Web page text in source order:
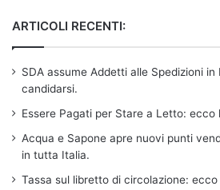
ARTICOLI RECENTI:
SDA assume Addetti alle Spedizioni
candidarsi.
Essere Pagati per Stare a Letto: ecco
Acqua e Sapone apre nuovi punti
in tutta Italia.
Tassa sul libretto di circolazione: